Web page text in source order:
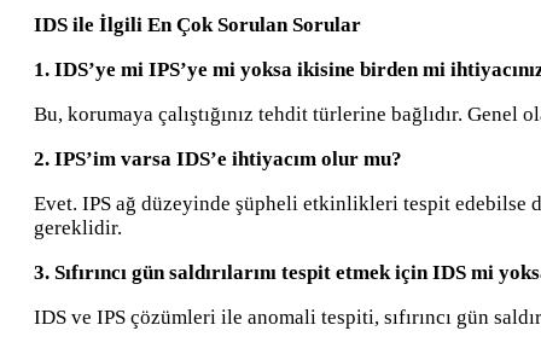
IDS ile İlgili En Çok Sorulan Sorular
1. IDS’ye mi IPS’ye mi yoksa ikisine birden mi
Bu, korumaya çalıştığınız tehdit türlerine bağlıdır.
2. IPS’im varsa IDS’e ihtiyacım olur mu?
Evet. IPS ağ düzeyinde şüpheli etkinlikleri tespit edebilse
gereklidir.
3. Sıfırıncı gün saldırılarını tespit etmek için IDS mi
IDS ve IPS çözümleri ile anomali tespiti, sıfırıncı gün